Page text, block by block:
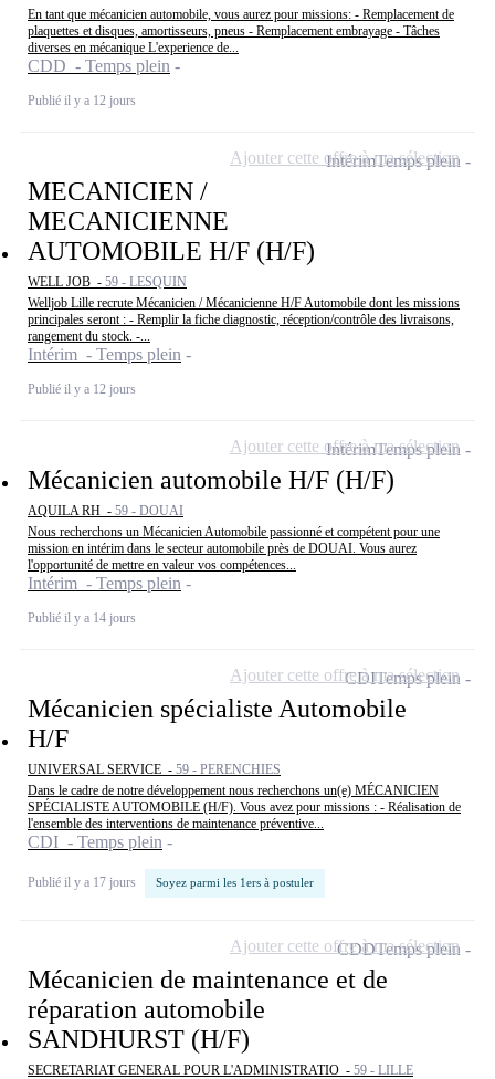
En tant que mécanicien automobile, vous aurez pour missions: - Remplacement de
plaquettes et disques, amortisseurs, pneus - Remplacement embrayage - Tâches
diverses en mécanique L'experience de...
CDD - Temps plein
Publié il y a 12 jours
MECANICIEN /
MECANICIENNE
AUTOMOBILE H/F (H/F)
WELL JOB - 59 - LESQUIN
Welljob Lille recrute Mécanicien / Mécanicienne H/F Automobile dont les missions
principales seront : - Remplir la fiche diagnostic, réception/contrôle des livraisons,
rangement du stock. -...
Intérim - Temps plein
Publié il y a 12 jours
IntérimTemps plein
Ajouter cette offre à ma sélection
Mécanicien automobile H/F (H/F)
AQUILA RH - 59 - DOUAI
Nous recherchons un Mécanicien Automobile passionné et compétent pour une
mission en intérim dans le secteur automobile près de DOUAI. Vous aurez
l'opportunité de mettre en valeur vos compétences...
Intérim - Temps plein
Publié il y a 14 jours
IntérimTemps plein
Ajouter cette offre à ma sélection
Mécanicien spécialiste Automobile
H/F
UNIVERSAL SERVICE - 59 - PERENCHIES
Dans le cadre de notre développement nous recherchons un(e) MÉCANICIEN
SPÉCIALISTE AUTOMOBILE (H/F). Vous avez pour missions : - Réalisation de
l'ensemble des interventions de maintenance préventive...
CDI - Temps plein
Publié il y a 17 jours Soyez parmi les 1ers à postuler
CDITemps plein
Ajouter cette offre à ma sélection
Mécanicien de maintenance et de
réparation automobile
SANDHURST (H/F)
SECRETARIAT GENERAL POUR L'ADMINISTRATIO - 59 - LILLE
CDDTemps plein
Ajouter cette offre à ma sélection